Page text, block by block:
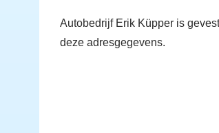
Autobedrijf Erik Küpper is
deze adresgegevens.